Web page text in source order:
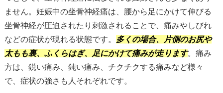
ません。妊娠中の坐骨神経痛は、腰から足にかけて伸びる
坐骨神経が圧迫されたり刺激されることで、痛みやしびれ
などの症状が現れる状態です。
多くの場合、片側のお尻や
太もも裏、ふくらはぎ、足にかけて痛みが走ります。痛み
方は、鋭い痛み、鈍い痛み、チクチクする痛みなど様々
で、症状の強さも人それぞれです。